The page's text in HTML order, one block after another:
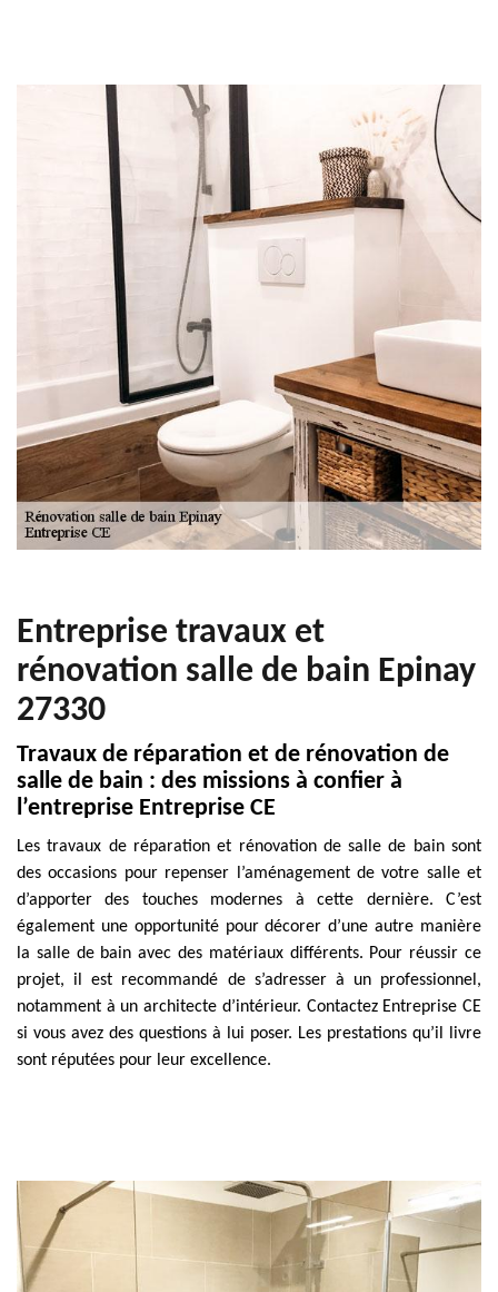
Entreprise travaux et
rénovation salle de bain Epinay
27330
Travaux de réparation et de rénovation de
salle de bain : des missions à confier à
l’entreprise Entreprise CE
Les travaux de réparation et rénovation de salle de bain sont
des occasions pour repenser l’aménagement de votre salle et
d’apporter des touches modernes à cette dernière. C’est
également une opportunité pour décorer d’une autre manière
la salle de bain avec des matériaux différents. Pour réussir ce
projet, il est recommandé de s’adresser à un professionnel,
notamment à un architecte d’intérieur. Contactez Entreprise CE
si vous avez des questions à lui poser. Les prestations qu’il livre
sont réputées pour leur excellence.